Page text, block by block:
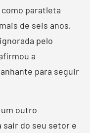
paratleta
de seis anos,
pelo
a
para seguir
outro
sair do seu setor e